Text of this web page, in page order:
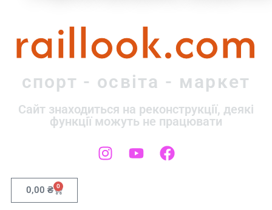
raillook.com
спорт - освіта - маркет
Сайт знаходиться на реконструкції, деякі
функції можуть не працювати
0,00 ₴ 0